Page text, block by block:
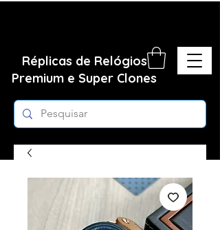
Réplicas de Relógios
Premium e Super Clones